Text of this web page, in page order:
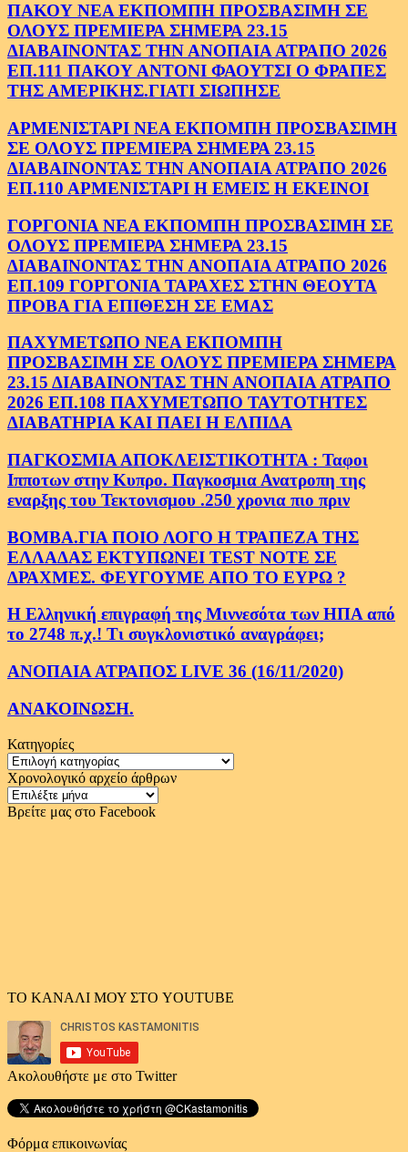
ΠΑΚΟΥ ΝΕΑ ΕΚΠΟΜΠΗ ΠΡΟΣΒΑΣΙΜΗ ΣΕ
ΟΛΟΥΣ ΠΡΕΜΙΕΡΑ ΣΗΜΕΡΑ 23.15
ΔΙΑΒΑΙΝΟΝΤΑΣ ΤΗΝ ΑΝΟΠΑΙΑ ΑΤΡΑΠΟ 2026
ΕΠ.111 ΠΑΚΟΥ ΑΝΤΟΝΙ ΦΑΟΥΤΣΙ Ο ΦΡΑΠΕΣ
ΤΗΣ ΑΜΕΡΙΚΗΣ.ΓΙΑΤΙ ΣΙΩΠΗΣΕ
ΑΡΜΕΝΙΣΤΑΡΙ ΝΕΑ ΕΚΠΟΜΠΗ ΠΡΟΣΒΑΣΙΜΗ
ΣΕ ΟΛΟΥΣ ΠΡΕΜΙΕΡΑ ΣΗΜΕΡΑ 23.15
ΔΙΑΒΑΙΝΟΝΤΑΣ ΤΗΝ ΑΝΟΠΑΙΑ ΑΤΡΑΠΟ 2026
ΕΠ.110 ΑΡΜΕΝΙΣΤΑΡΙ Η ΕΜΕΙΣ Η ΕΚΕΙΝΟΙ
ΓΟΡΓΟΝΙΑ ΝΕΑ ΕΚΠΟΜΠΗ ΠΡΟΣΒΑΣΙΜΗ ΣΕ
ΟΛΟΥΣ ΠΡΕΜΙΕΡΑ ΣΗΜΕΡΑ 23.15
ΔΙΑΒΑΙΝΟΝΤΑΣ ΤΗΝ ΑΝΟΠΑΙΑ ΑΤΡΑΠΟ 2026
ΕΠ.109 ΓΟΡΓΟΝΙΑ ΤΑΡΑΧΕΣ ΣΤΗΝ ΘΕΟΥΤΑ
ΠΡΟΒΑ ΓΙΑ ΕΠΙΘΕΣΗ ΣΕ ΕΜΑΣ
ΠΑΧΥΜΕΤΩΠΟ ΝΕΑ ΕΚΠΟΜΠΗ
ΠΡΟΣΒΑΣΙΜΗ ΣΕ ΟΛΟΥΣ ΠΡΕΜΙΕΡΑ ΣΗΜΕΡΑ
23.15 ΔΙΑΒΑΙΝΟΝΤΑΣ ΤΗΝ ΑΝΟΠΑΙΑ ΑΤΡΑΠΟ
2026 ΕΠ.108 ΠΑΧΥΜΕΤΩΠΟ ΤΑΥΤΟΤΗΤΕΣ
ΔΙΑΒΑΤΗΡΙΑ ΚΑΙ ΠΑΕΙ Η ΕΛΠΙΔΑ
ΠΑΓΚΟΣΜΙΑ ΑΠΟΚΛΕΙΣΤΙΚΟΤΗΤΑ : Ταφοι
Ιπποτων στην Κυπρο. Παγκοσμια Ανατροπη της
εναρξης του Τεκτονισμου .250 χρονια πιο πριν
ΒΟΜΒΑ.ΓΙΑ ΠΟΙΟ ΛΟΓΟ Η ΤΡΑΠΕΖΑ ΤΗΣ
ΕΛΛΑΔΑΣ ΕΚΤΥΠΩΝΕΙ TEST NOTE ΣΕ
ΔΡΑΧΜΕΣ. ΦΕΥΓΟΥΜΕ ΑΠΟ ΤΟ ΕΥΡΩ ?
Η Ελληνική επιγραφή της Μιννεσότα των ΗΠΑ από
το 2748 π.χ.! Τι συγκλονιστικό αναγράφει;
ΑΝΟΠΑΙΑ ΑΤΡΑΠΟΣ LIVE 36 (16/11/2020)
ΑΝΑΚΟΙΝΩΣΗ.
Κατηγορίες
Κατηγορίες
Χρονολογικό αρχείο άρθρων
Χρονολογικό
αρχείο
Βρείτε μας στο Facebook
ΤΟ ΚΑΝΑΛΙ ΜΟΥ ΣΤΟ YOUTUBE
Ακολουθήστε με στο Twitter
Φόρμα επικοινωνίας